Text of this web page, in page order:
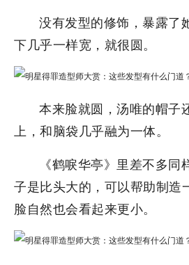
没有发型的修饰，暴露了
下几乎一样宽，就很圆。
本来脸就圆，汤唯的帽子
上，和脑袋几乎融为一体。
《鹤唳华亭》里差不多
子是比头大的，可以帮助制造
脸自然也会看起来更小。